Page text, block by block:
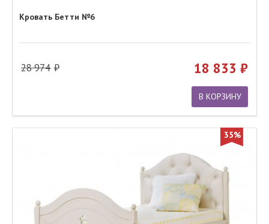
Кровать Бетти №6
28 974 18 833
В КОРЗИНУ
35%